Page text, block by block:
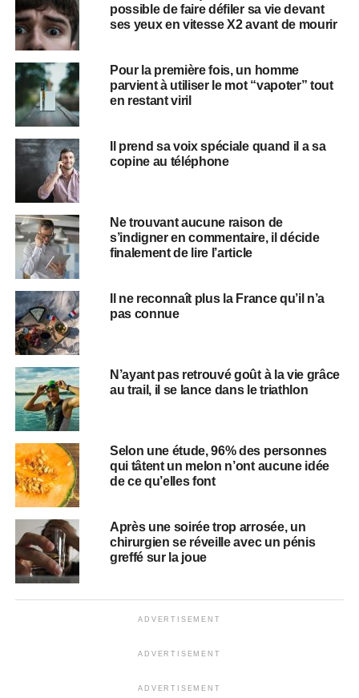
possible de faire défiler sa vie devant
ses yeux en vitesse X2 avant de mourir
Pour la première fois, un homme
parvient à utiliser le mot “vapoter” tout
en restant viril
Il prend sa voix spéciale quand il a sa
copine au téléphone
Ne trouvant aucune raison de
s’indigner en commentaire, il décide
finalement de lire l’article
Il ne reconnaît plus la France qu’il n’a
pas connue
N’ayant pas retrouvé goût à la vie grâce
au trail, il se lance dans le triathlon
Selon une étude, 96% des personnes
qui tâtent un melon n’ont aucune idée
de ce qu’elles font
Après une soirée trop arrosée, un
chirurgien se réveille avec un pénis
greffé sur la joue
ADVERTISEMENT
ADVERTISEMENT
ADVERTISEMENT